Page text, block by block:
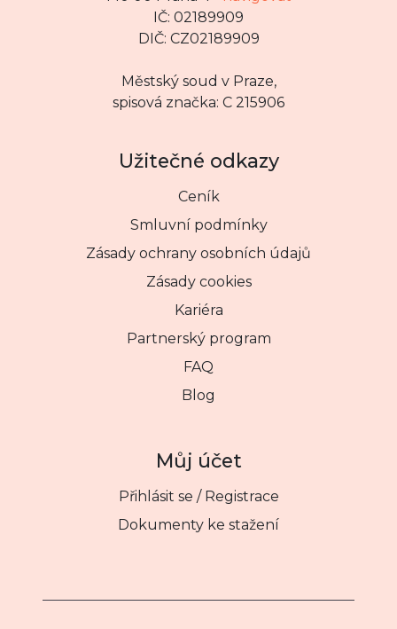
IČ: 02189909
DIČ: CZ02189909
Městský soud v Praze,
spisová značka: C 215906
Užitečné odkazy
Ceník
Smluvní podmínky
Zásady ochrany osobních údajů
Zásady cookies
Kariéra
Partnerský program
FAQ
Blog
Můj účet
Přihlásit se / Registrace
Dokumenty ke stažení